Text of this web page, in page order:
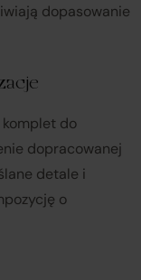
dopasowanie
komplet do
dopracowanej
detale i
o